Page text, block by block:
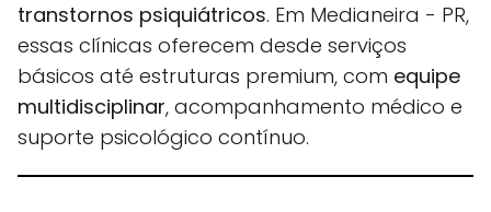
transtornos psiquiátricos. Em Medianeira - PR,
essas clínicas oferecem desde serviços
básicos até estruturas premium, com equipe
multidisciplinar, acompanhamento médico e
suporte psicológico contínuo.